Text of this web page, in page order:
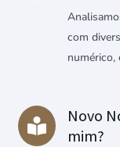
com
numérico,

Novo
mim?